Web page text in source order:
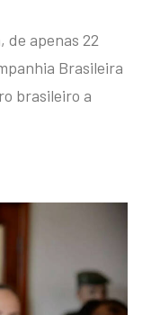
de apenas 22
Brasileira
brasileiro a